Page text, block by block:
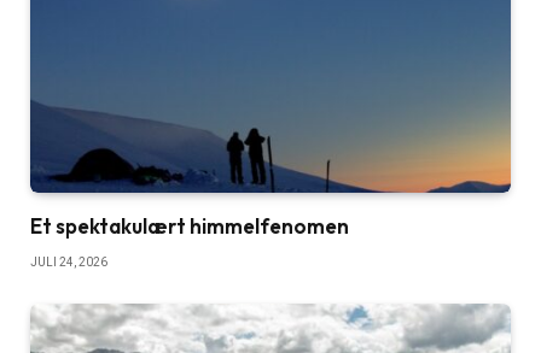
Et spektakulært himmelfenomen
JULI 24, 2026